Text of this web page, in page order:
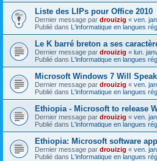
Liste des LIPs pour Office 2010
Dernier message par drouizig « ven.
Publié dans L'informatique en langues
Le K barré breton a ses
Dernier message par drouizig « lun.
Publié dans L'informatique en langues
Microsoft Windows 7 Will
Dernier message par drouizig « ven.
Publié dans L'informatique en langues
Ethiopia - Microsoft to release
Dernier message par drouizig « ven.
Publié dans L'informatique en langues
Ethiopia: Microsoft software
Dernier message par drouizig « ven.
Publié dans L'informatique en langues